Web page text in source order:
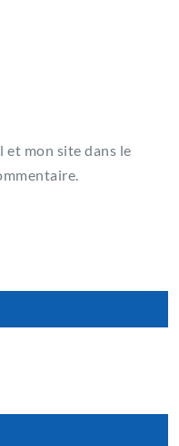
et mon site dans le